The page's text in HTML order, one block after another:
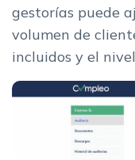
gestorías puede
volumen de
incluidos y el